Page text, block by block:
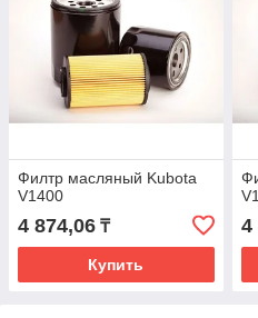
Филтр масляный Kubota
V1400
4 874,06 ₸
Купить
4